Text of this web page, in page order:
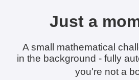
Just a
A small mathematical
in the background - fully
you're not a